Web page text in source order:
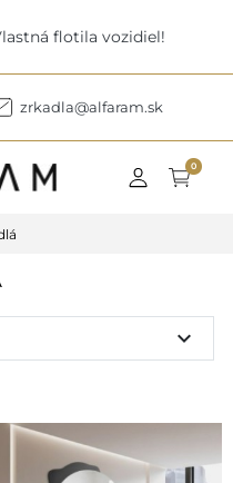
flotila vozidiel!
zrkadla@alfaram.sk
0
expand_more